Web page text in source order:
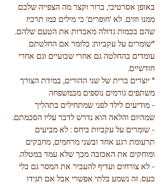
באופן אסרטיבי, ברור וקצר מה הצפייה שלכם
ממנו וזזים. לא 'חופרים' כי מילים כמו תרכיז
שהם בכמות גדולה מאבדות את הטעם שלהם.
*שומרים על עקביות: כלומר אם החלטתם
עומדים בהחלטה גם אחרי שבועיים וגם אחרי
חודשיים.
* יוצרים ברית של שני ההורים, במידת הצורך
משתפים גורמים נוספים מבמשפחה
- מודיעים לילד לפני שמתחילים בתהליך
שמהיום והלאה הוא נדרש לדבר עליו הסכמתם.
- שומרים על עקביות ביחס : לא מביעים
תרעומת רגע אחד ובשני מרחמים, מחבקים
ומוחקים את האכזבה מכך שלא עמד במטלה.
- לא צורחים ועדיף להעביר את המסר גם בלי
כעס. זה נשמע בלתי אפשרי אבל אם תגידו